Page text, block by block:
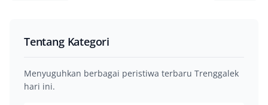
Tentang Kategori
Menyuguhkan berbagai peristiwa terbaru Trenggalek
hari ini.